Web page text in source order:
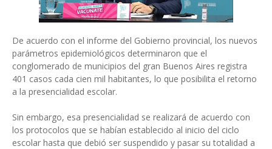
De acuerdo con el informe del Gobierno provincial, los nuevos
parámetros epidemiológicos determinaron que el
conglomerado de municipios del gran Buenos Aires registra
401 casos cada cien mil habitantes, lo que posibilita el retorno
a la presencialidad escolar.
Sin embargo, esa presencialidad se realizará de acuerdo con
los protocolos que se habían establecido al inicio del ciclo
escolar hasta que debió ser suspendido y pasar su totalidad a